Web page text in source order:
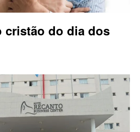
cristão do dia dos